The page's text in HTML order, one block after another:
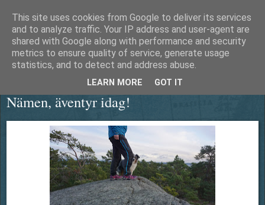
Äventyrshunden Diesel
Nämen, äventyr idag!
This site uses cookies from Google to deliver its services
and to analyze traffic. Your IP address and user-agent are
shared with Google along with performance and security
metrics to ensure quality of service, generate usage
statistics, and to detect and address abuse.
LEARN MORE GOT IT